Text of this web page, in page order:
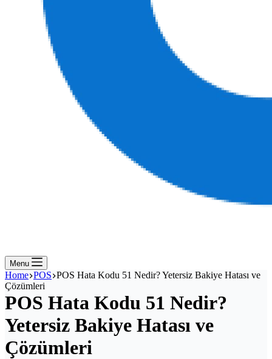
Menu
Home POS POS Hata Kodu 51 Nedir? Yetersiz Bakiye Hatası ve
Çözümleri
POS Hata Kodu 51 Nedir?
Yetersiz Bakiye Hatası ve
Çözümleri